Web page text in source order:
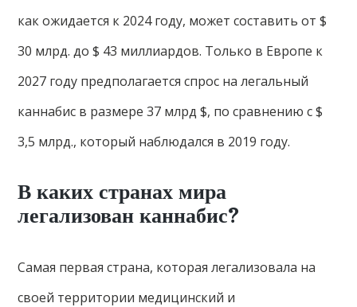
как ожидается к 2024 году, может составить от $
30 млрд. до $ 43 миллиардов. Только в Европе к
2027 году предполагается спрос на легальный
каннабис в размере 37 млрд $, по сравнению с $
3,5 млрд., который наблюдался в 2019 году.
В каких странах мира
легализован каннабис?
Самая первая страна, которая легализовала на
своей территории медицинский и